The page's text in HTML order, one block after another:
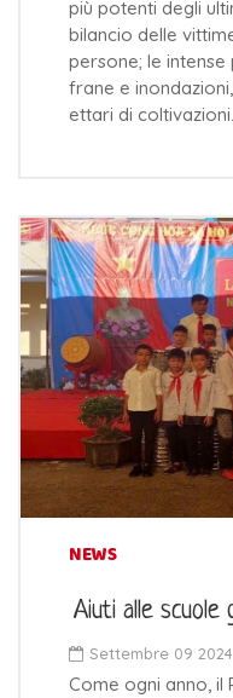
più potenti degli
bilancio delle
persone; le
frane e
ettari di
NEWS
Aiuti alle scuole
Settembre 09 2024
Come ogni anno,